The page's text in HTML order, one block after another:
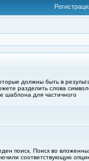
должны быть в
разделить слова
шаблона для частичного
поиск. Поиск во
соответствующую